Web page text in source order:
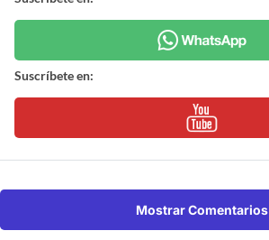
Suscríbete en:
Mostrar Comentarios